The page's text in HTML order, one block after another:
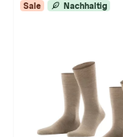
Sale Nachhaltig